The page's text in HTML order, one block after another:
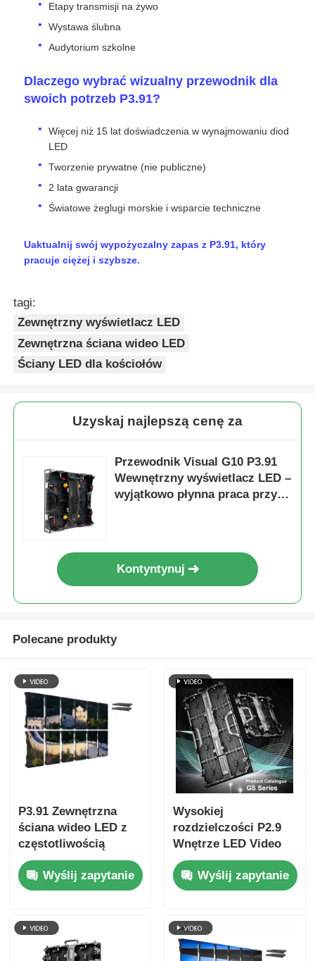
Etapy transmisji na żywo
Wystawa ślubna
Audytorium szkolne
Dlaczego wybrać wizualny przewodnik dla
swoich potrzeb P3.91?
Więcej niż 15 lat doświadczenia w wynajmowaniu diod
LED
Tworzenie prywatne (nie publiczne)
2 lata gwarancji
Światowe żeglugi morskie i wsparcie techniczne
Uaktualnij swój wypożyczalny zapas z P3.91, który
pracuje ciężej i szybsze.
tagi:
Zewnętrzny wyświetlacz LED
Zewnętrzna ściana wideo LED
Ściany LED dla kościołów
Uzyskaj najlepszą cenę za
Przewodnik Visual G10 P3.91
Wewnętrzny wyświetlacz LED –
wyjątkowo płynna praca przy
Kontyntynuj
Polecane produkty
P3.91 Zewnętrzna
ściana wideo LED z
częstotliwością
odświeżania 7680Hz,
pełnym kolorem
wyświetlacza i
koncertów i imprez
scenicznych
Wyślij zapytanie
Wysokiej
rozdzielczości P2.9
Wnętrze LED Video
Wall z 2,9 mm Pixel
Pitch 3840 Hz Refresh
Rate i 4500cd / sqm
Wyślij zapytanie